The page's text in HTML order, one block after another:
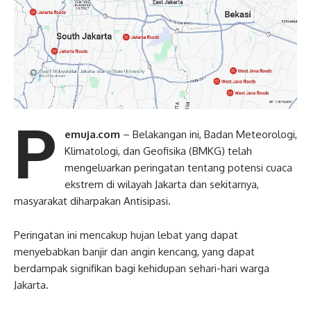
P emuja.com – Belakangan ini, Badan Meteorologi,
Klimatologi, dan Geofisika (BMKG) telah
mengeluarkan peringatan tentang potensi cuaca
ekstrem di wilayah Jakarta dan sekitarnya,
masyarakat diharpakan Antisipasi.
Peringatan ini mencakup hujan lebat yang dapat
menyebabkan banjir dan angin kencang, yang dapat
berdampak signifikan bagi kehidupan sehari-hari warga
Jakarta.